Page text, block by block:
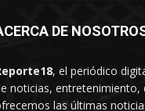
DE
, el periódico
noticias, entretenimiento,
las últimas